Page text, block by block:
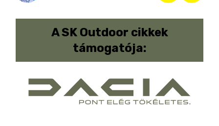
ASK Outdoor cikkek
támogatója: